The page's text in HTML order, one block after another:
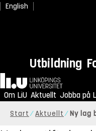
English
Utbildning
Hem
Om LiU Aktuellt Jobba på
Start Aktuellt Ny lag